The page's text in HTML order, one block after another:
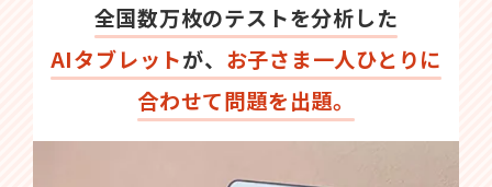
全国数万枚のテストを分析した
AIタブレットが、 お子さま一人ひとりに
合わせて問題を出題。